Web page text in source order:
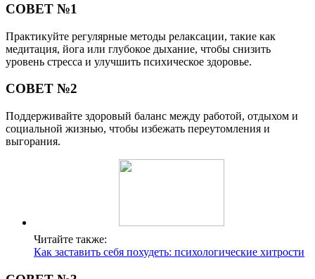
СОВЕТ №1
Практикуйте регулярные методы релаксации, такие как
медитация, йога или глубокое дыхание, чтобы снизить
уровень стресса и улучшить психическое здоровье.
СОВЕТ №2
Поддерживайте здоровый баланс между работой, отдыхом и
социальной жизнью, чтобы избежать переутомления и
выгорания.
Читайте также:
Как заставить себя похудеть: психологические хитрости